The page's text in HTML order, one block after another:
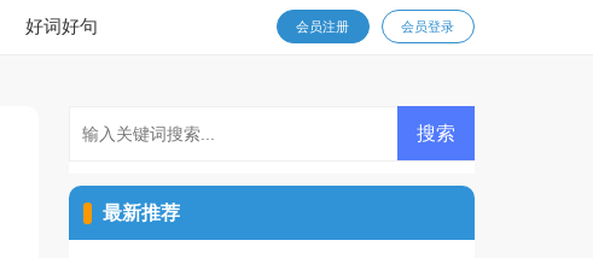
好词好句 会员登录
会员注册
最新推荐